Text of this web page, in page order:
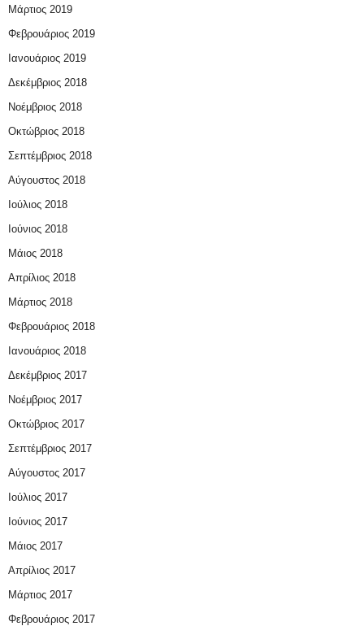
Μάρτιος 2019
Φεβρουάριος 2019
Ιανουάριος 2019
Δεκέμβριος 2018
Νοέμβριος 2018
Οκτώβριος 2018
Σεπτέμβριος 2018
Αύγουστος 2018
Ιούλιος 2018
Ιούνιος 2018
Μάιος 2018
Απρίλιος 2018
Μάρτιος 2018
Φεβρουάριος 2018
Ιανουάριος 2018
Δεκέμβριος 2017
Νοέμβριος 2017
Οκτώβριος 2017
Σεπτέμβριος 2017
Αύγουστος 2017
Ιούλιος 2017
Ιούνιος 2017
Μάιος 2017
Απρίλιος 2017
Μάρτιος 2017
Φεβρουάριος 2017